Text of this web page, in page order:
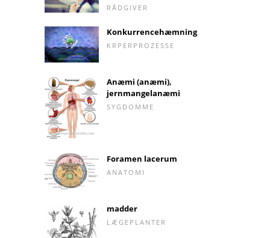
RÅDGIVER
Konkurrencehæmning
KRPERPROZESSE
Anæmi (anæmi),
jernmangelanæmi
SYGDOMME
Foramen lacerum
ANATOMI
madder
LÆGEPLANTER